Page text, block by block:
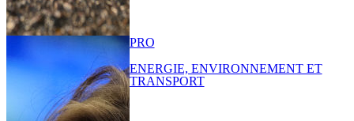
PRO
ENERGIE, ENVIRONNEMENT ET
TRANSPORT